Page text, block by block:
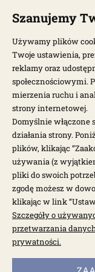
Otrzymuj najnowsze
pocztę.
Szanujemy
Używamy plików
Twoje ustawienia,
reklamy oraz
społecznościowymi.
mierzenia ruchu i
strony internetowej.
Domyślnie włączone
działania strony.
plików, klikając
używania (z
pliki do swoich
zgodę możesz w
klikając w link
Szczegóły o
przetwarzania
prywatności.